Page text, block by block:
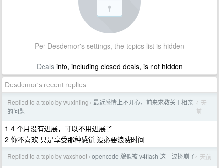
Per Desdemor's settings, the topics list is hidden
Dealsinfo, including closed deals, is not hidden
Desdemor's recent replies
Replied to a topic by wuxinling › 最近感情上不开心，前来求教关于相亲
的问题
4 天
前
1 4 个月没有进展，可以不用进展了
2 你不喜欢 只是享受那种感觉 没必要浪费时间
Replied to a topic by vaxshoot › opencode 貌似被 v4flash 这一波挤崩了4 天前